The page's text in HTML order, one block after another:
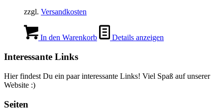
zzgl. Versandkosten
In den Warenkorb Details anzeigen
Interessante Links
Hier findest Du ein paar interessante Links! Viel Spaß auf unserer
Website :)
Seiten